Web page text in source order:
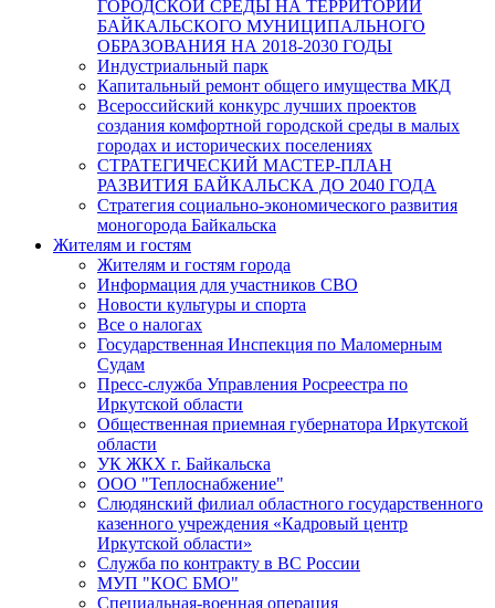
ГОРОДСКОЙ СРЕДЫ НА ТЕРРИТОРИИ
БАЙКАЛЬСКОГО МУНИЦИПАЛЬНОГО
ОБРАЗОВАНИЯ НА 2018-2030 ГОДЫ
Индустриальный парк
Капитальный ремонт общего имущества МКД
Всероссийский конкурс лучших проектов
создания комфортной городской среды в малых
городах и исторических поселениях
СТРАТЕГИЧЕСКИЙ МАСТЕР-ПЛАН
РАЗВИТИЯ БАЙКАЛЬСКА ДО 2040 ГОДА
Стратегия социально-экономического развития
моногорода Байкальска
Жителям и гостям
Жителям и гостям города
Информация для участников СВО
Новости культуры и спорта
Все о налогах
Государственная Инспекция по Маломерным
Судам
Пресс-служба Управления Росреестра по
Иркутской области
Общественная приемная губернатора Иркутской
области
УК ЖКХ г. Байкальска
ООО "Теплоснабжение"
Слюдянский филиал областного государственного
казенного учреждения «Кадровый центр
Иркутской области»
Служба по контракту в ВС России
МУП "КОС БМО"
Специальная-военная операция